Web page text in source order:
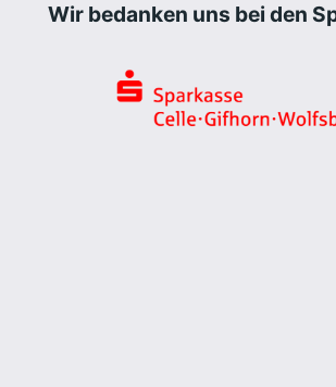
Wir bedanken uns bei den